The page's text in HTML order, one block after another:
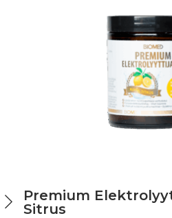
Premium
Sitrus